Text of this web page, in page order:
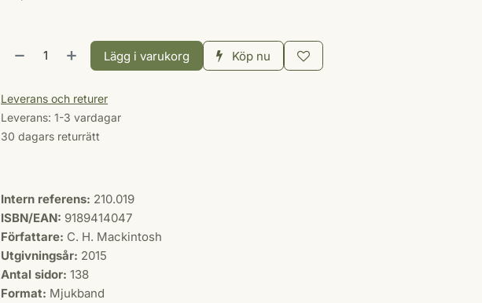
Lägg i varukorg Köp nu
Leverans och returer
Leverans: 1-3 vardagar
30 dagars returrätt
Intern referens: 210.019
ISBN/EAN: 9189414047
Författare: C. H. Mackintosh
Utgivningsår: 2015
Antal sidor: 138
Format: Mjukband